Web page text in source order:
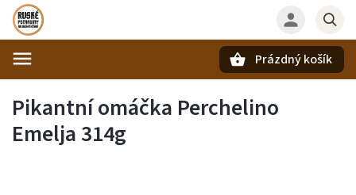
Prázdný košík
Pikantní omáčka Perchelino
Emelja 314g